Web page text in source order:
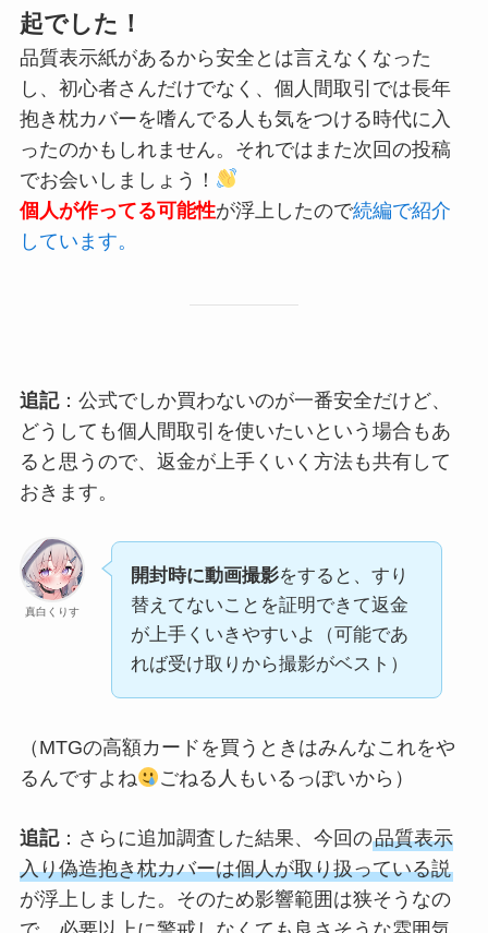
起でした！
品質表示紙があるから安全とは言えなくなった
し、初心者さんだけでなく、個人間取引では長年
抱き枕カバーを嗜んでる人も気をつける時代に入
ったのかもしれません。それではまた次回の投稿
でお会いしましょう！
個人が作ってる可能性が浮上したので続編で紹介
しています。
追記：公式でしか買わないのが一番安全だけど、
どうしても個人間取引を使いたいという場合もあ
ると思うので、返金が上手くいく方法も共有して
おきます。
真白くりす
開封時に動画撮影をすると、すり
替えてないことを証明できて返金
が上手くいきやすいよ（可能であ
れば受け取りから撮影がベスト）
（MTGの高額カードを買うときはみんなこれをや
るんですよね
ごねる人もいるっぽいから）
追記：さらに追加調査した結果、今回の品質表示
入り偽造抱き枕カバーは個人が取り扱っている説
が浮上しました。そのため影響範囲は狭そうなの